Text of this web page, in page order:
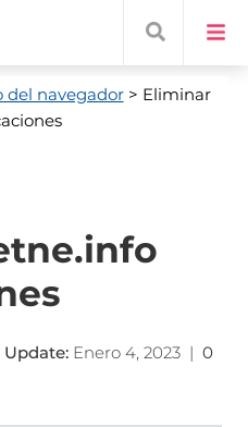
del navegador> Eliminar
Update: Enero 4, 2023| 0